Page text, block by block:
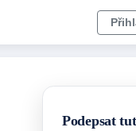
Podepsat